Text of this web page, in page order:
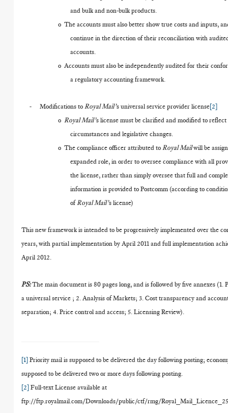
and bulk and non-bulk products.
o The accounts must also better show true costs and inputs,
continue in the direction of their reconciliation with
accounts.
o Accounts must also be independently audited for their
a regulatory accounting framework.
- Modifications to Royal Mail’s universal service provider license[2]
o Royal Mail’s license must be clarified and modified to
circumstances and legislative changes.
o The compliance officer attributed to Royal Mailwill be
expanded role, in order to oversee compliance with all
the license, rather than simply oversee that full and
information is provided to Postcomm (according to
ofRoyal Mail’s license)
This new framework is intended to be progressively implemented over the
years, with partial implementation by April 2011 and full implementation
April 2012.
PS:The main document is 80 pages long, and is followed by five annexes (1.
a universal service ; 2. Analysis of Markets; 3. Cost transparency and
separation; 4. Price control and access; 5. Licensing Review).
[1]Priority mail is supposed to be delivered the day following posting;
supposed to be delivered two or more days following posting.
[2]Full-text License available at
ftp://ftp.royalmail.com/Downloads/public/ctf/rmg/